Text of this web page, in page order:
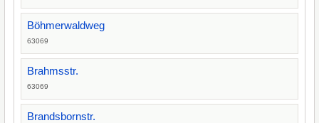
Böhmerwaldweg
63069
Brahmsstr.
63069
Brandsbornstr.